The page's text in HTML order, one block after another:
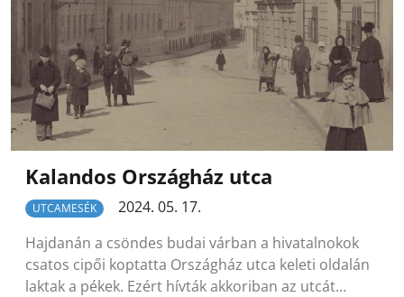
Kalandos Országház utca
UTCAMESÉK
2024. 05. 17.
Hajdanán a csöndes budai várban a hivatalnokok
csatos cipői koptatta Országház utca keleti oldalán
laktak a pékek. Ezért hívták akkoriban az utcát…